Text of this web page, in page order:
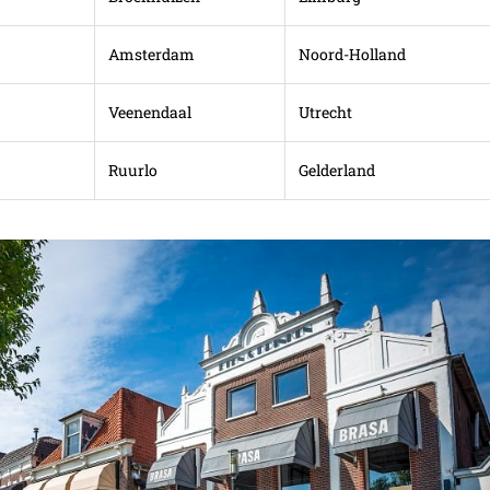
Amsterdam Noord-Holland
Veenendaal Utrecht
Ruurlo Gelderland